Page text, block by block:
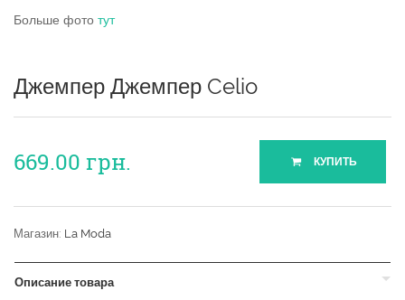
Больше фото тут
Джемпер Джемпер Celio
669.00 грн. КУПИТЬ
Магазин: La Moda
Описание товара